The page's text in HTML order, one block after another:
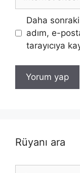
Daha
adım, e-
tarayıcıya
Rüyanı ara